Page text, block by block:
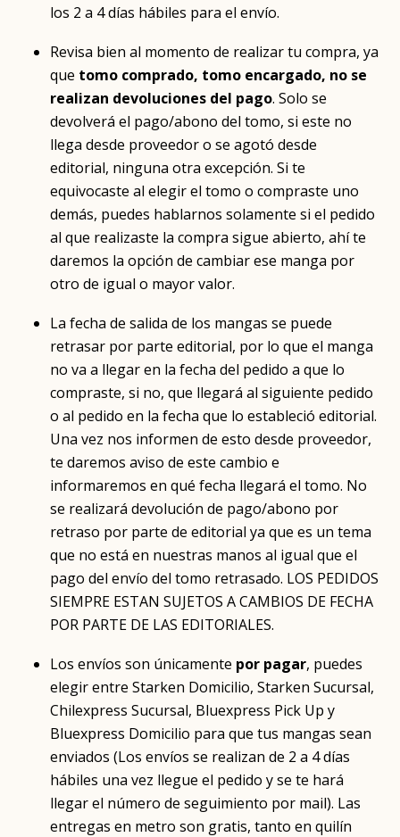
los 2 a 4 días hábiles para el envío.
Revisa bien al momento de realizar tu compra, ya
que tomo comprado, tomo encargado, no se
realizan devoluciones del pago. Solo se
devolverá el pago/abono del tomo, si este no
llega desde proveedor o se agotó desde
editorial, ninguna otra excepción. Si te
equivocaste al elegir el tomo o compraste uno
demás, puedes hablarnos solamente si el pedido
al que realizaste la compra sigue abierto, ahí te
daremos la opción de cambiar ese manga por
otro de igual o mayor valor.
La fecha de salida de los mangas se puede
retrasar por parte editorial, por lo que el manga
no va a llegar en la fecha del pedido a que lo
compraste, si no, que llegará al siguiente pedido
o al pedido en la fecha que lo estableció editorial.
Una vez nos informen de esto desde proveedor,
te daremos aviso de este cambio e
informaremos en qué fecha llegará el tomo. No
se realizará devolución de pago/abono por
retraso por parte de editorial ya que es un tema
que no está en nuestras manos al igual que el
pago del envío del tomo retrasado. LOS PEDIDOS
SIEMPRE ESTAN SUJETOS A CAMBIOS DE FECHA
POR PARTE DE LAS EDITORIALES.
Los envíos son únicamente por pagar, puedes
elegir entre Starken Domicilio, Starken Sucursal,
Chilexpress Sucursal, Bluexpress Pick Up y
Bluexpress Domicilio para que tus mangas sean
enviados (Los envíos se realizan de 2 a 4 días
hábiles una vez llegue el pedido y se te hará
llegar el número de seguimiento por mail). Las
entregas en metro son gratis, tanto en quilín